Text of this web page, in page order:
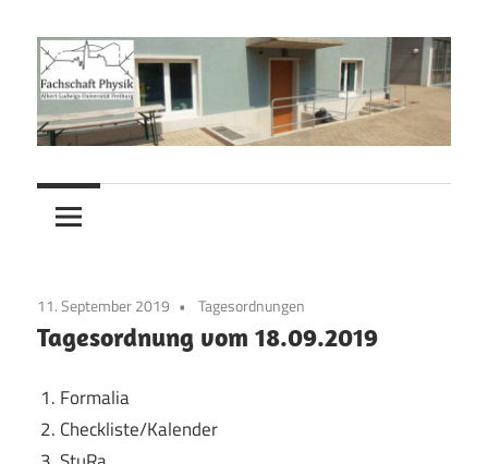
Inhalt
springen
Fachschaft
Physik
Fachschaft
Physik
11. September 2019 Tagesordnungen
Tagesordnung vom 18.09.2019
Formalia
Checkliste/Kalender